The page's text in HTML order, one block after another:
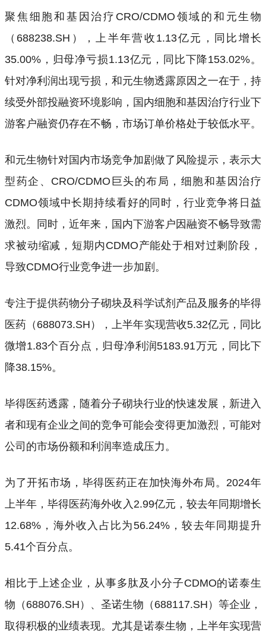
聚焦细胞和基因治疗CRO/CDMO领域的和元生物
（688238.SH），上半年营收1.13亿元，同比增长
35.00%，归母净亏损1.13亿元，同比下降153.02%。
针对净利润出现亏损，和元生物透露原因之一在于，持
续受外部投融资环境影响，国内细胞和基因治疗行业下
游客户融资仍存在不畅，市场订单价格处于较低水平。
和元生物针对国内市场竞争加剧做了风险提示，表示大
型药企、CRO/CDMO巨头的布局，细胞和基因治疗
CDMO领域中长期持续看好的同时，行业竞争将日益
激烈。同时，近年来，国内下游客户因融资不畅导致需
求被动缩减，短期内CDMO产能处于相对过剩阶段，
导致CDMO行业竞争进一步加剧。
专注于提供药物分子砌块及科学试剂产品及服务的毕得
医药（688073.SH），上半年实现营收5.32亿元，同比
微增1.83个百分点，归母净利润5183.91万元，同比下
降38.15%。
毕得医药透露，随着分子砌块行业的快速发展，新进入
者和现有企业之间的竞争可能会变得更加激烈，可能对
公司的市场份额和利润率造成压力。
为了开拓市场，毕得医药正在加快海外布局。2024年
上半年，毕得医药海外收入2.99亿元，较去年同期增长
12.68%，海外收入占比为56.24%，较去年同期提升
5.41个百分点。
相比于上述企业，从事多肽及小分子CDMO的诺泰生
物（688076.SH）、圣诺生物（688117.SH）等企业，
取得积极的业绩表现。尤其是诺泰生物，上半年实现营